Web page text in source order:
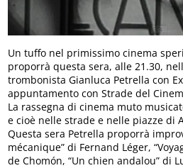
Un tuffo nel primissimo cinema
proporrà questa sera, alle 21.30,
trombonista Gianluca Petrella con
appuntamento con Strade del
La rassegna di cinema muto
e cioè nelle strade e nelle piazze di
Questa sera Petrella proporrà
mécanique” di Fernand Léger,
de Chomón, “Un chien andalou” di